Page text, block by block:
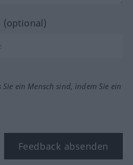
(optional)
ein Mensch sind, indem Sie ein
Feedback absenden